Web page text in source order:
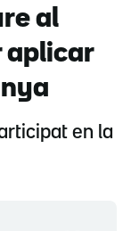
al
aplicar
en la